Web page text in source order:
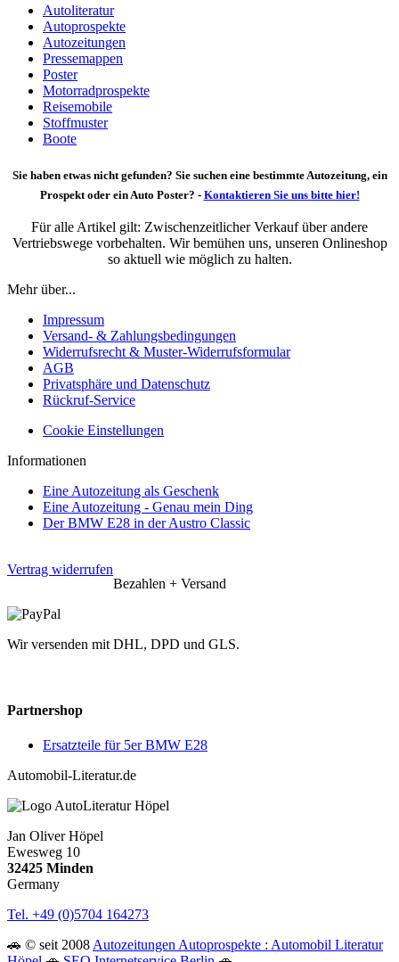
Autoliteratur
Autoprospekte
Autozeitungen
Pressemappen
Poster
Motorradprospekte
Reisemobile
Stoffmuster
Boote
Sie haben etwas nicht gefunden? Sie suchen eine bestimmte Autozeitung, ein
Prospekt oder ein Auto Poster? - Kontaktieren Sie uns bitte hier!
Für alle Artikel gilt: Zwischenzeitlicher Verkauf über andere
Vertriebswege vorbehalten. Wir bemühen uns, unseren Onlineshop
so aktuell wie möglich zu halten.
Mehr über...
Impressum
Versand- & Zahlungsbedingungen
Widerrufsrecht & Muster-Widerrufsformular
AGB
Privatsphäre und Datenschutz
Rückruf-Service
Cookie Einstellungen
Informationen
Eine Autozeitung als Geschenk
Eine Autozeitung - Genau mein Ding
Der BMW E28 in der Austro Classic
Vertrag widerrufen
Bezahlen + Versand
Wir versenden mit DHL, DPD und GLS.
Partnershop
Ersatzteile für 5er BMW E28
Automobil-Literatur.de
Jan Oliver Höpel
Ewesweg 10
32425 Minden
Germany
Tel. +49 (0)5704 164273
🚗 © seit 2008 Autozeitungen Autoprospekte : Automobil Literatur